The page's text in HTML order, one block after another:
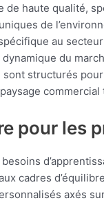
haute qualité,
de
au
du
structurés
pour les
cadres
axés